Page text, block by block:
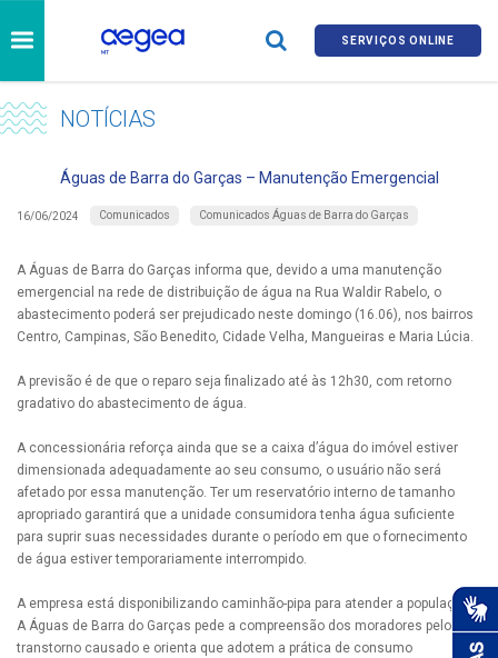
SERVIÇOS ONLINE
NOTÍCIAS
Águas de Barra do Garças – Manutenção Emergencial
16/06/2024 Comunicados Comunicados Águas de Barra do Garças
A Águas de Barra do Garças informa que, devido a uma manutenção
emergencial na rede de distribuição de água na Rua Waldir Rabelo, o
abastecimento poderá ser prejudicado neste domingo (16.06), nos bairros
Centro, Campinas, São Benedito, Cidade Velha, Mangueiras e Maria Lúcia.
A previsão é de que o reparo seja finalizado até às 12h30, com retorno
gradativo do abastecimento de água.
A concessionária reforça ainda que se a caixa d’água do imóvel estiver
dimensionada adequadamente ao seu consumo, o usuário não será
afetado por essa manutenção. Ter um reservatório interno de tamanho
apropriado garantirá que a unidade consumidora tenha água suficiente
para suprir suas necessidades durante o período em que o fornecimento
de água estiver temporariamente interrompido.
A empresa está disponibilizando caminhão-pipa para atender a população.
A Águas de Barra do Garças pede a compreensão dos moradores pelo
transtorno causado e orienta que adotem a prática de consumo